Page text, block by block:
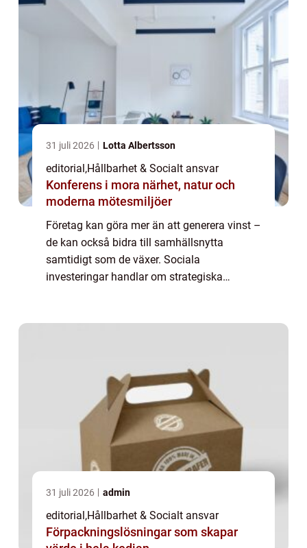
31 juli 2026 Lotta Albertsson
editorial ,Hållbarhet & Socialt ansvar
Konferens i mora närhet, natur och
moderna mötesmiljöer
Företag kan göra mer än att generera vinst –
de kan också bidra till samhällsnytta
samtidigt som de växer. Sociala
investeringar handlar om strategiska
31 juli 2026 admin
editorial ,Hållbarhet & Socialt ansvar
Förpackningslösningar som skapar